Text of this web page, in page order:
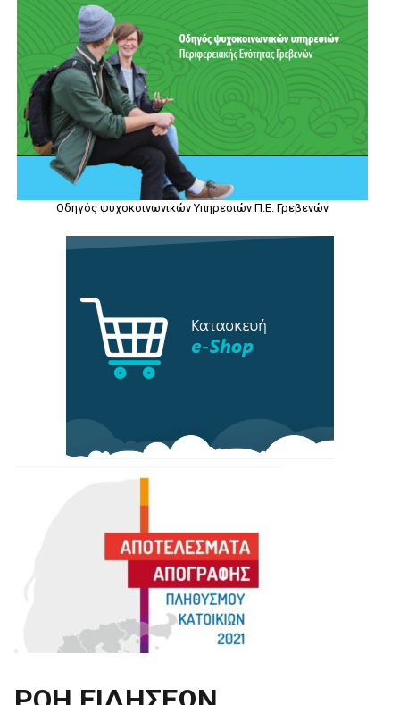
Οδηγός ψυχοκοινωνικών Υπηρεσιών Π.Ε. Γρεβενών